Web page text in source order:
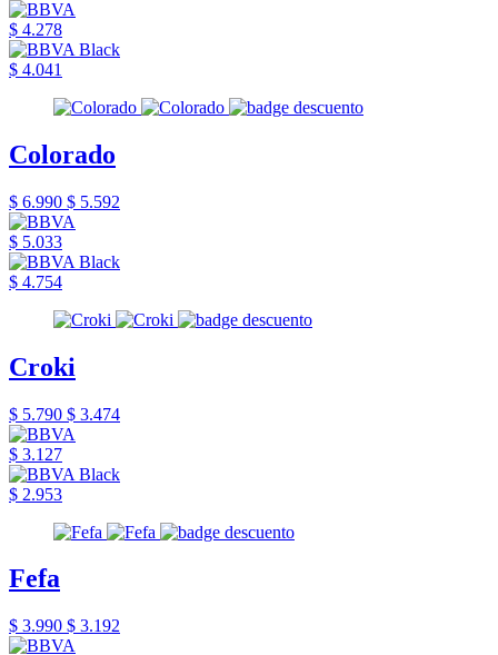
$ 4.278
$ 4.041
Colorado
$ 6.990 $ 5.592
$ 5.033
$ 4.754
Croki
$ 5.790 $ 3.474
$ 3.127
$ 2.953
Fefa
$ 3.990 $ 3.192